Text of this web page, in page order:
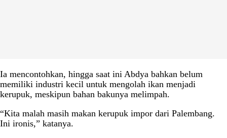
Ia mencontohkan, hingga saat ini Abdya bahkan belum
memiliki industri kecil untuk mengolah ikan menjadi
kerupuk, meskipun bahan bakunya melimpah.
“Kita malah masih makan kerupuk impor dari Palembang.
Ini ironis,” katanya.